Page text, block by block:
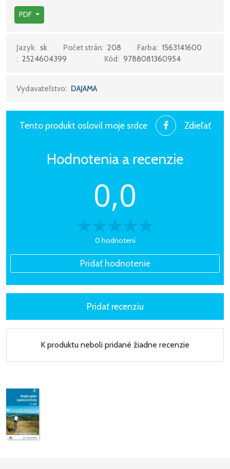
PDF
Jazyk: sk Počet strán: 208 Farba: 1563141600
: 2524604399 Kód: 9788081360954
Vydavateľstvo: DAJAMA
Tento produkt oslovil moje srdce Zdieľať
Hodnotenia a recenzie
0,0
0 hodnotení
K produktu neboli pridané žiadne recenzie